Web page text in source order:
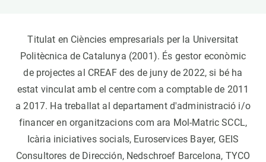
Titulat en Ciències empresarials per la Universitat
Politècnica de Catalunya (2001). És gestor econòmic
de projectes al CREAF des de juny de 2022, si bé ha
estat vinculat amb el centre com a comptable de 2011
a 2017. Ha treballat al departament d'administració i/o
financer en organitzacions com ara Mol-Matric SCCL,
Icària iniciatives socials, Euroservices Bayer, GEIS
Consultores de Dirección, Nedschroef Barcelona, TYCO